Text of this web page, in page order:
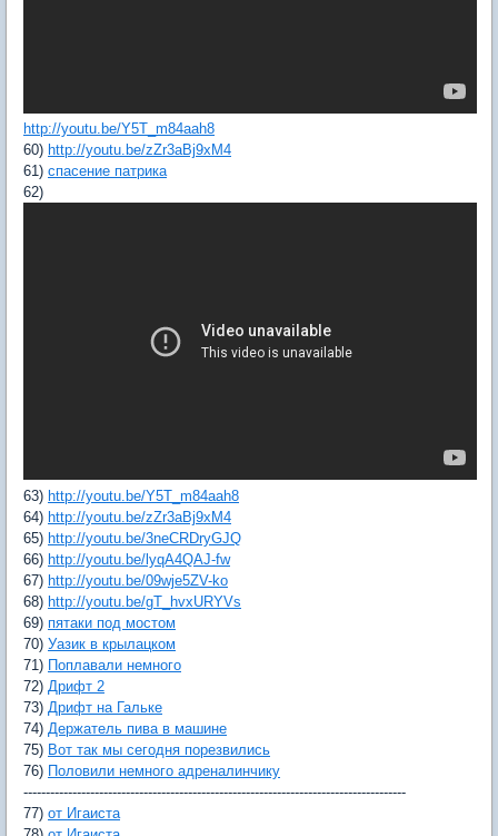
http://youtu.be/Y5T_m84aah8
60) http://youtu.be/zZr3aBj9xM4
61) спасение патрика
62)
63) http://youtu.be/Y5T_m84aah8
64) http://youtu.be/zZr3aBj9xM4
65) http://youtu.be/3neCRDryGJQ
66) http://youtu.be/lyqA4QAJ-fw
67) http://youtu.be/09wje5ZV-ko
68) http://youtu.be/gT_hvxURYVs
69) пятаки под мостом
70) Уазик в крылацком
71) Поплавали немного
72) Дрифт 2
73) Дрифт на Гальке
74) Держатель пива в машине
75) Вот так мы сегодня порезвились
76) Половили немного адреналинчику
--------------------------------------------------------------------------------------
77) от Игаиста